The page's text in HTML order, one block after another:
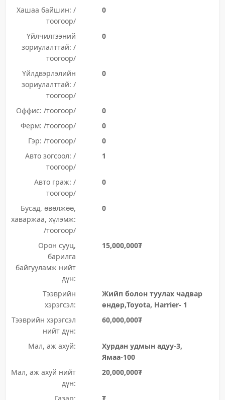
Хашаа байшин: /
тоогоор/
0
Үйлчилгээний
зориулалттай: /
тоогоор/
0
Үйлдвэрлэлийн
зориулалттай: /
тоогоор/
0
Оффис: /тоогоор/
0
Ферм: /тоогоор/
0
Гэр: /тоогоор/
0
Авто зогсоол: /
тоогоор/
1
Авто граж: /
тоогоор/
0
Бусад, өвөлжөө,
хаваржаа, хүлэмж:
/тоогоор/
0
Орон сууц,
барилга
байгууламж нийт
дүн:
15,000,000₮
Тээврийн
хэрэгсэл:
Жийп болон туулах чадвар
өндөр,Toyota, Harrier- 1
Тээврийн хэрэгсэл
нийт дүн:
60,000,000₮
Мал, аж ахуй:
Хурдан удмын адуу-3,
Ямаа-100
Мал, аж ахуй нийт
дүн:
20,000,000₮